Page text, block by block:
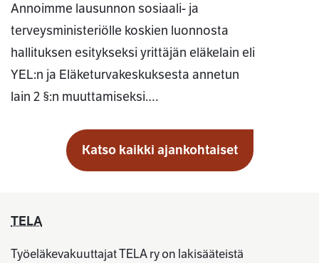
Annoimme lausunnon sosiaali- ja
terveysministeriölle koskien luonnosta
hallituksen esitykseksi yrittäjän eläkelain eli
YEL:n ja Eläketurvakeskuksesta annetun
lain 2 §:n muuttamiseksi.…
Katso kaikki ajankohtaiset
TELA
Työeläkevakuuttajat TELA ry on lakisääteistä